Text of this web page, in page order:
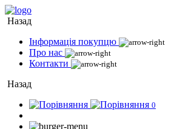
Назад
Інформація покупцю
Про нас
Контакти
Назад
0